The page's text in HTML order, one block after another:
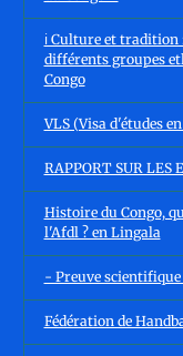
ℹ️ Culture et tradition
différents groupes
Congo
VLS (Visa d'études
RAPPORT SUR LES
Histoire du Congo,
l'Afdl ? en Lingala
- Preuve scientifique
Fédération de